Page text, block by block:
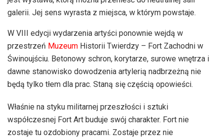
galerii. Jej sens wyrasta z miejsca, w którym powstaje.
W VIII edycji wydarzenia artyści ponownie wejdą w
przestrzeń Muzeum Historii Twierdzy – Fort Zachodni w
Świnoujściu. Betonowy schron, korytarze, surowe wnętrza i
dawne stanowisko dowodzenia artylerią nadbrzeżną nie
będą tylko tłem dla prac. Staną się częścią opowieści.
Właśnie na styku militarnej przeszłości i sztuki
współczesnej Fort Art buduje swój charakter. Fort nie
zostaje tu ozdobiony pracami. Zostaje przez nie